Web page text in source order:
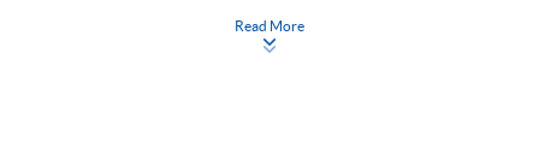
香港大學專業進修學院提供24小時網上報名及繳費服
Read More